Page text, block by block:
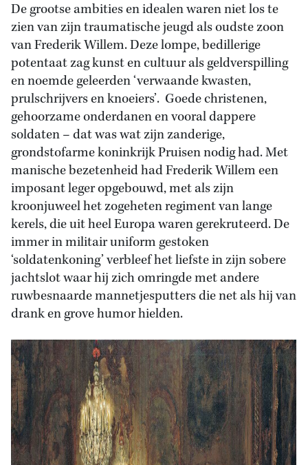
De grootse ambities en idealen waren niet los te
zien van zijn traumatische jeugd als oudste zoon
van Frederik Willem. Deze lompe, bedillerige
potentaat zag kunst en cultuur als geldverspilling
en noemde geleerden ‘verwaande kwasten,
prulschrijvers en knoeiers’. Goede christenen,
gehoorzame onderdanen en vooral dappere
soldaten – dat was wat zijn zanderige,
grondstofarme koninkrijk Pruisen nodig had. Met
manische bezetenheid had Frederik Willem een
imposant leger opgebouwd, met als zijn
kroonjuweel het zogeheten regiment van lange
kerels, die uit heel Europa waren gerekruteerd. De
immer in militair uniform gestoken
‘soldatenkoning’ verbleef het liefste in zijn sobere
jachtslot waar hij zich omringde met andere
ruwbesnaarde mannetjesputters die net als hij van
drank en grove humor hielden.